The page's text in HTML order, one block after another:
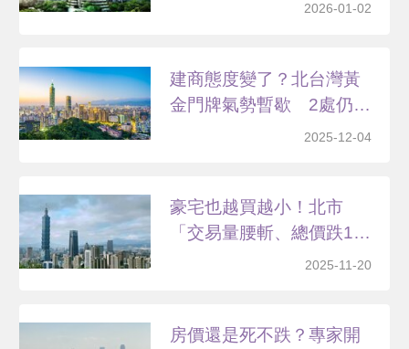
2026-01-02
建商態度變了？北台灣黃
金門牌氣勢暫歇 2處仍
2025-12-04
豪宅也越買越小！北市
「交易量腰斬、總價跌1
2025-11-20
房價還是死不跌？專家開